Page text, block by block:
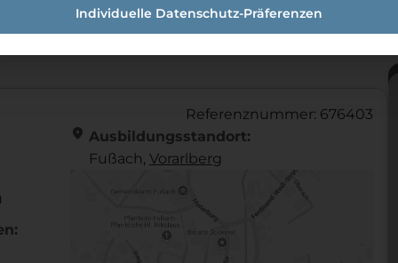
mann mit Schwerpunkt Lebensmittel in Fußach,
Referenznummer: 676403
location_on Ausbildungsstandort:
Fußach, Vorarl­berg
Individuelle Datenschutz-Präferenzen